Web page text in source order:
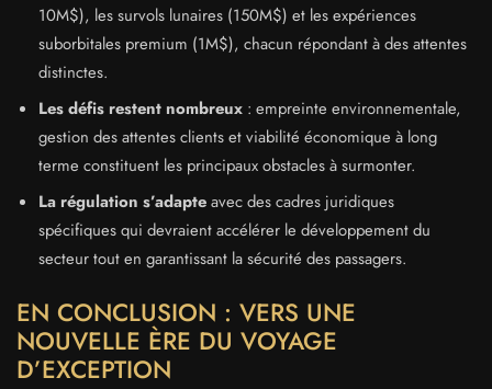
10M$), les survols lunaires (150M$) et les expériences
suborbitales premium (1M$), chacun répondant à des attentes
distinctes.
Les défis restent nombreux : empreinte environnementale,
gestion des attentes clients et viabilité économique à long
terme constituent les principaux obstacles à surmonter.
La régulation s’adapteavec des cadres juridiques
spécifiques qui devraient accélérer le développement du
secteur tout en garantissant la sécurité des passagers.
EN CONCLUSION : VERS UNE
NOUVELLE ÈRE DU VOYAGE
D’EXCEPTION